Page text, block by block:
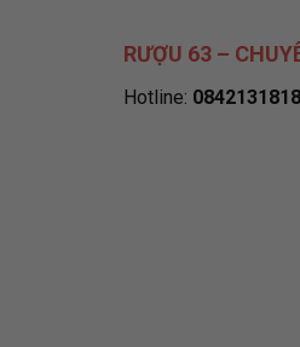
RƯỢU 63 –
Hotline: 0842131818